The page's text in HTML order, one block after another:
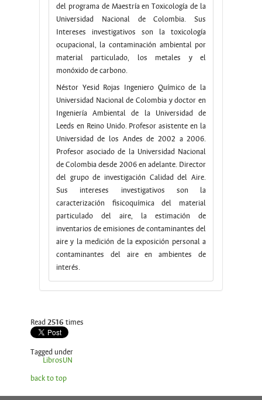
del programa de Maestría en Toxicología de la
Universidad Nacional de Colombia. Sus
Intereses investigativos son la toxicología
ocupacional, la contaminación ambiental por
material particulado, los metales y el
monóxido de carbono.
Néstor Yesid Rojas Ingeniero Químico de la
Universidad Nacional de Colombia y doctor en
Ingeniería Ambiental de la Universidad de
Leeds en Reino Unido. Profesor asistente en la
Universidad de los Andes de 2002 a 2006.
Profesor asociado de la Universidad Nacional
de Colombia desde 2006 en adelante. Director
del grupo de investigación Calidad del Aire.
Sus intereses investigativos son la
caracterización fisicoquímica del material
particulado del aire, la estimación de
inventarios de emisiones de contaminantes del
aire y la medición de la exposición personal a
contaminantes del aire en ambientes de
interés.
Read 2516 times
Tagged under
LibrosUN
back to top